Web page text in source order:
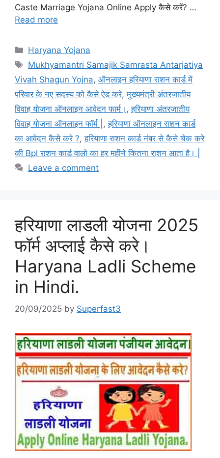
Caste Marriage Yojana Online Apply कैसे करें? …
Read more
Categories
Haryana Yojana
Tags
Mukhyamantri Samajik Samrasta Antarjatiya
Vivah Shagun Yojna, ऑनलाइन हरियाणा राशन कार्ड में
परिवार के नए सदस्य को कैसे ऐड करे,मुख्यमंत्री अंतरजातीय
विवाह योजना ऑनलाइन आवेदन फार्म। ,हरियाणा अंतरजातीय
विवाह योजना ऑनलाइन फॉर्म | ,हरियाणा ऑनलाइन राशन कार्ड
का आवेदन कैसे करे ?,हरियाणा राशन कार्ड नंबर से कैसे चेक करे
की Bpl राशन कार्ड वालो का हर महीने कितना राशन आता है। |
Leave a comment
हरियाणा लाडली योजना 2025
फॉर्म अप्लाई कैसे करे।
Haryana Ladli Scheme
in Hindi.
20/09/2025 by Superfast3